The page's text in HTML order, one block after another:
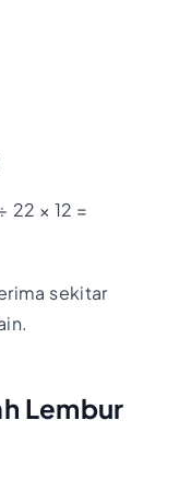
× 12 =
sekitar
Lembur